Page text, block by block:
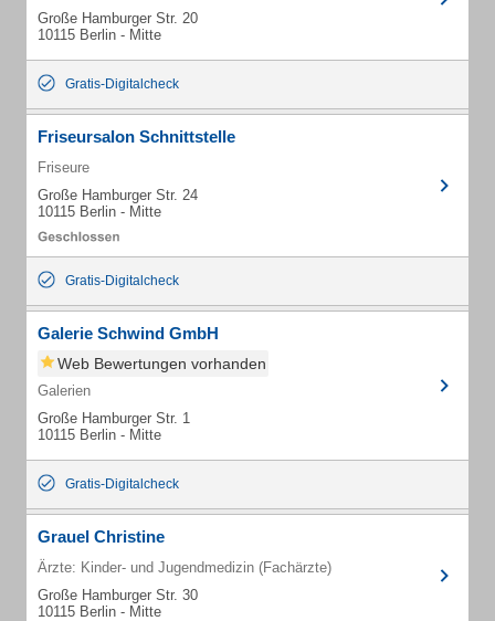
Große Hamburger Str. 20
10115 Berlin - Mitte
Gratis-Digitalcheck
Friseursalon Schnittstelle
Friseure
Große Hamburger Str. 24
10115 Berlin - Mitte
Gratis-Digitalcheck
Galerie Schwind GmbH
Web Bewertungen vorhanden
Galerien
Große Hamburger Str. 1
10115 Berlin - Mitte
Gratis-Digitalcheck
Grauel Christine
Ärzte: Kinder- und Jugendmedizin (Fachärzte)
Große Hamburger Str. 30
10115 Berlin - Mitte